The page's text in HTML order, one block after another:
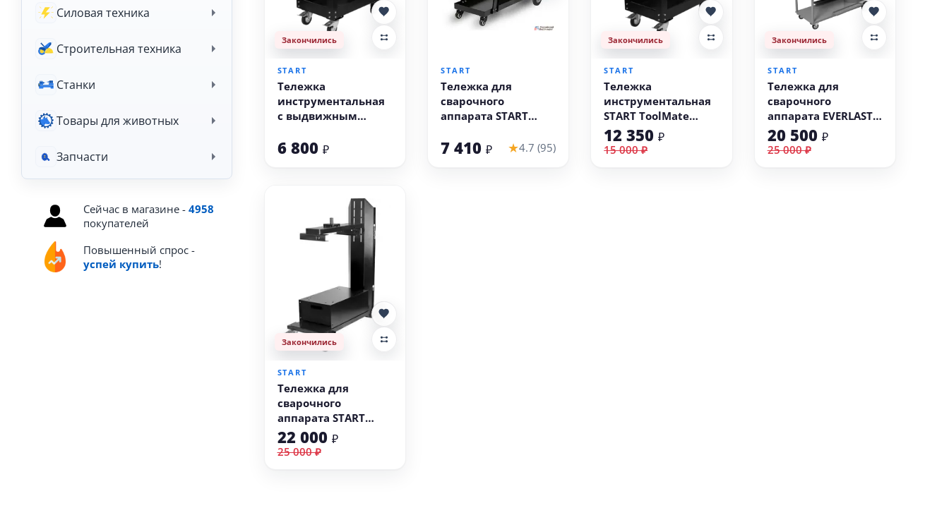
Силовая техника
Строительная техника
Станки
Товары для животных
Запчасти
Сейчас в магазине - 4958
покупателей
Повышенный спрос -
успей купить!
Закончились
START
Тележка
инструментальная
с выдвижным
ToolTrekker STI0017
6 800 ₽
START
Тележка для
сварочного
аппарата START
(MIG/TIG/MMA)
7 410 ₽ ★4.7 (95)
Закончились
START
Тележка
инструментальная
START ToolMate
STI0016
12 350₽
15 000 ₽
Закончились
START
Тележка для
сварочного
аппарата EVERLAST
2TG007
20 500 ₽
25 000 ₽
Закончились
START
Тележка для
сварочного
аппарата START
Optima 2TG002
22 000 ₽
25 000 ₽